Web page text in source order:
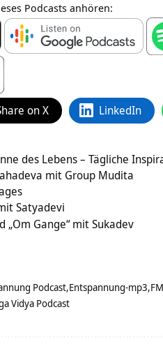
Podcasts anhören:
on X LinkedIn
des Lebens – Tägliche
mit Group Mudita
Satyadevi
„Om Gange“ mit Sukadev
Podcast Entspannung-mp3
Vidya Podcast